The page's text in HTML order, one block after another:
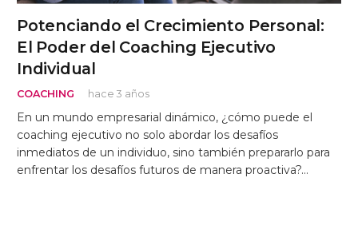
Potenciando el Crecimiento Personal:
El Poder del Coaching Ejecutivo
Individual
COACHING hace 3 años
En un mundo empresarial dinámico, ¿cómo puede el
coaching ejecutivo no solo abordar los desafíos
inmediatos de un individuo, sino también prepararlo para
enfrentar los desafíos futuros de manera proactiva?…